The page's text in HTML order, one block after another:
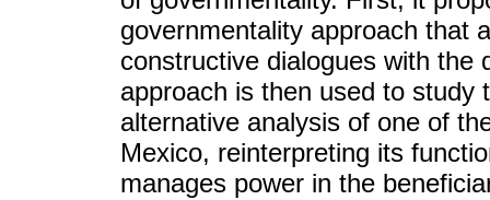
governmentality approach that
constructive dialogues with the
approach is then used to study
alternative analysis of one of
Mexico, reinterpreting its
manages power in the